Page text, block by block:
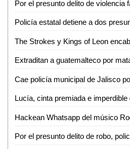
Cae policía municipal de Jalisco